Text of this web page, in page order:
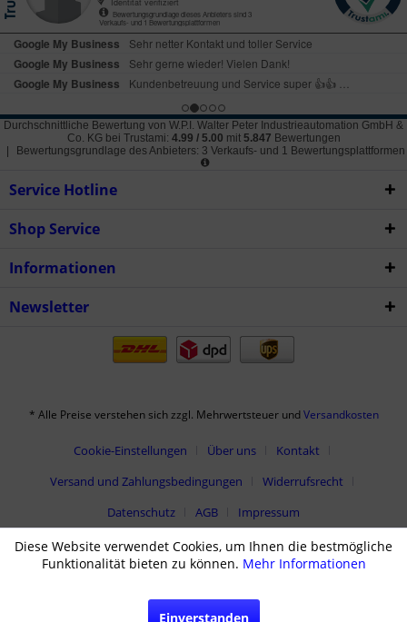
Durchschnittliche Bewertung von W.P.I. Walter Peter Industrieautomation GmbH &
Co. KG bei Trustami: 4.99 / 5.00 mit 5.847 Bewertungen
Bewertungsgrundlage des Anbieters: 3 Verkaufs- und 1 Bewertungsplattformen
Service Hotline
Shop Service
Informationen
Newsletter
* Alle Preise verstehen sich zzgl. Mehrwertsteuer undVersandkosten
Cookie-Einstellungen Über uns
Kontakt
Versand und Zahlungsbedingungen
Widerrufsrecht
Datenschutz
AGB Impressum
Diese Website verwendet Cookies, um Ihnen die bestmögliche
Funktionalität bieten zu können. Mehr Informationen
Einverstanden